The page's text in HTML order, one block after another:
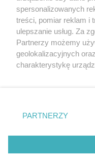
ścigane prawnie.
©
spersonalizowanych
treści, pomiar reklam i
ulepszanie usług. Za
Partnerzy możemy
geolokalizacyjnych
charakterystykę
zmienić/wycofać
znajdujący się w
rodzaje przetwarzania
użytkownika, ale
przetwarzaniu.
PARTNERZY